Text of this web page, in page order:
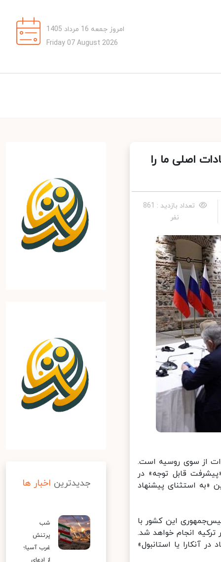
امروز جمعه 16 مرداد 1405
Friday 07 August 2026
اصلی ما را
تعداد بازدید : 861
نفر
از سوی روسیه است.
قابل توجه» در
استثنای پیشنهاد
این کشور با
انجام خواهد شد.
یا استانبول»
جدیدترین اخبار ها
شب
پرتنش
غرب آسیا؛
از ادعای